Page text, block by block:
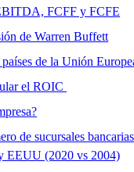
FCFF y FCFE
de Warren Buffett
de la Unión
el ROIC
de sucursales
EEUU (2020 vs 2004)